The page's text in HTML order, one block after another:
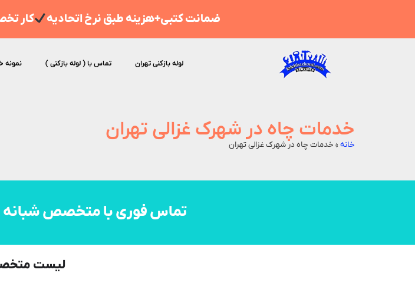
ضمانت کتبی+هزینه طبق نرخ اتحادیه کار
لوله بازکنی تهران تماس با ( لوله بازکنی ) نمونه
خدمات چاه در شهرک غزالی تهران
خانه » خدمات چاه در شهرک غزالی تهران
تماس فوری با متخصص شبانه
لیست